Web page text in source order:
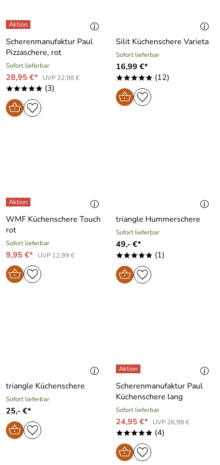
Scherenmanufaktur Paul
Pizzaschere, rot
Sofort lieferbar
28,95 €* UVP 32,98 €
***** (3)
Silit Küchenschere Varieta
Sofort lieferbar
16,99 €*
***** (12)
WMF Küchenschere Touch
rot
Sofort lieferbar
9,95 €* UVP 12,99 €
triangle Hummerschere
Sofort lieferbar
49,- €*
***** (1)
triangle Küchenschere
Sofort lieferbar
25,- €*
Scherenmanufaktur Paul
Küchenschere lang
Sofort lieferbar
24,95 €* UVP 26,98 €
***** (4)